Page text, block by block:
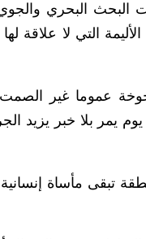
البحث البحري
التي لا علاقة لها
عموما غير الصمت
يمر بلا خبر يزيد
تبقى مأساة